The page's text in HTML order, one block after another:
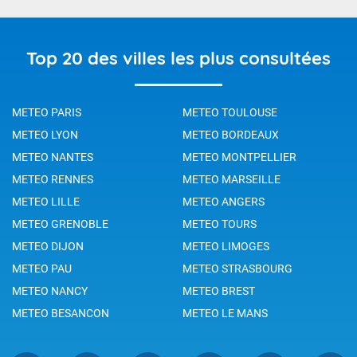
Top 20 des villes les plus consultées
METEO PARIS
METEO TOULOUSE
METEO LYON
METEO BORDEAUX
METEO NANTES
METEO MONTPELLIER
METEO RENNES
METEO MARSEILLE
METEO LILLE
METEO ANGERS
METEO GRENOBLE
METEO TOURS
METEO DIJON
METEO LIMOGES
METEO PAU
METEO STRASBOURG
METEO NANCY
METEO BREST
METEO BESANCON
METEO LE MANS